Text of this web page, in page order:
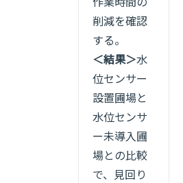
削減を確認
する。
＜結果＞水
位センサー
設置圃場と
水位センサ
ー未導入圃
場との比較
で、見回り